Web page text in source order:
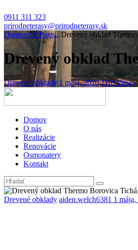
0911 311 323
prirodneterasy@prirodneterasy.sk
DomovAll Posts...Drevený obklad
Drevený obklad
Drevené obklady 1 mája, 2020 1169Views
Domov
O nás
Realizácie
Renovácie
Osmonatery
Kontakt
Drevené obklady aiden.welch6381 1